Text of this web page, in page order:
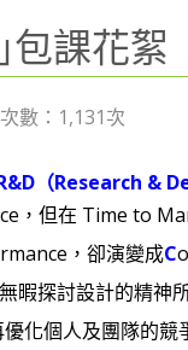
包課花絮
數：1,131次
（Research &
，但在 Time to
，卻演變成C
暇探討設計的精神
化個人及團隊的競